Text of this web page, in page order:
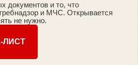
документов и то, что
и МЧС. Открывается
не нужно.
ЛИСТ